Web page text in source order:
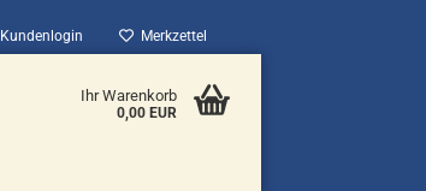
Kundenlogin Merkzettel
Ihr Warenkorb
0,00 EUR